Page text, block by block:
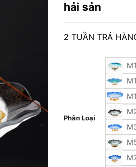
hải sản
2 TUẦN TRẢ
Phân Loại